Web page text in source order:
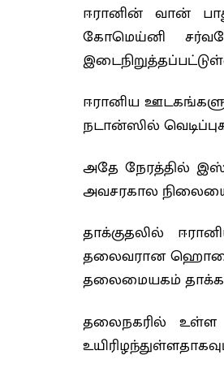
ஈரானின் வான்
கோமெய்னி
ஈரானிய
நடான்ஸில்
அதே நேரத்தில்
அவசரகால நிலையை
தாக்குதலில்
தலைவரான
தலைமையகம்
தலைநகரில் உள்ள